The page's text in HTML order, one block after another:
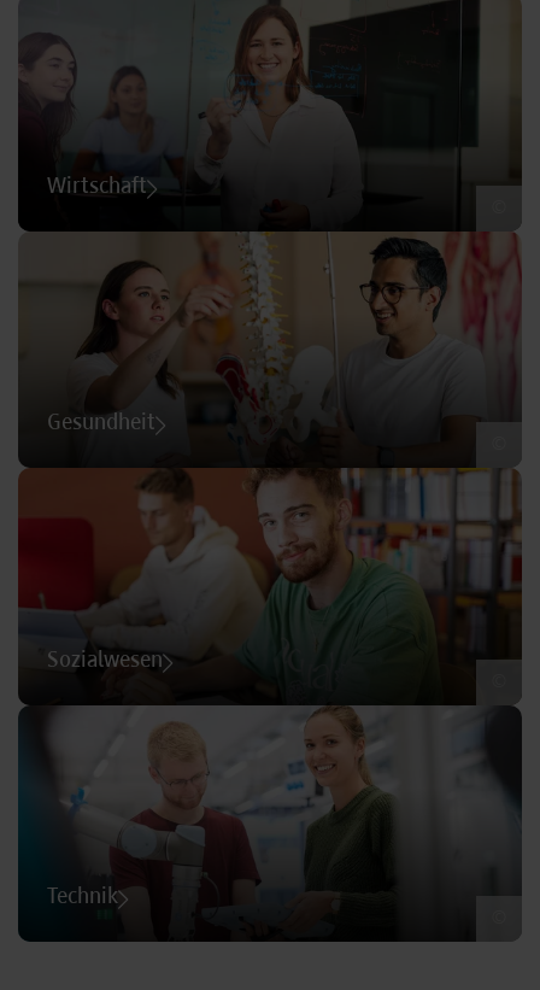
Wirtschaft
Gesundheit
Sozialwesen
Technik